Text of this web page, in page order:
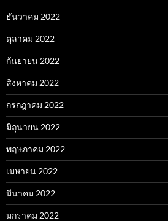
ธันวาคม 2022
ตุลาคม 2022
กันยายน 2022
สิงหาคม 2022
กรกฎาคม 2022
มิถุนายน 2022
พฤษภาคม 2022
เมษายน 2022
มีนาคม 2022
มกราคม 2022